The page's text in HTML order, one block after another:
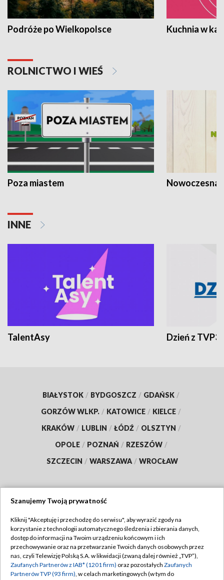
Podróże po Wielkopolsce Kuchnia w
ROLNICTWO I WIEŚ
Poza miastem Nowoczesna
INNE
TalentAsy Dzień z TVP3
BIAŁYSTOK / BYDGOSZCZ / GDAŃSK /
GORZÓW WLKP. / KATOWICE / KIELCE /
KRAKÓW / LUBLIN / ŁÓDŹ / OLSZTYN /
OPOLE / POZNAŃ / RZESZÓW /
SZCZECIN / WARSZAWA / WROCŁAW
TVP
Abonament TVP
Emisja w TVP
Regulamin TVP
Polityka prywatności
Szanujemy Twoją prywatność
Kliknij "Akceptuję i przechodzę do serwisu", aby wyrazić zgody na
korzystanie z technologii automatycznego śledzenia i zbierania danych,
dostęp do informacji na Twoim urządzeniu końcowym i ich
przechowywanie oraz na przetwarzanie Twoich danych osobowych przez
nas, czyli Telewizję Polską S.A. w likwidacji (zwaną dalej również „TVP”),
Zaufanych Partnerów z IAB* (1201 firm) oraz pozostałych Zaufanych
Partnerów TVP (93 firm), w celach marketingowych (w tym do